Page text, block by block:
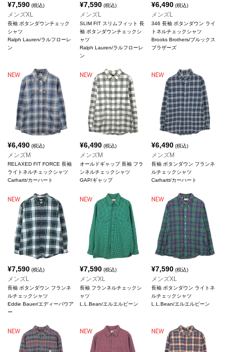
¥7,590 (税込)
メンズXL
長袖 ボタンダウンチェック
シャツ
Ralph Lauren/ラルフローレ
ン
¥7,590(税込)
メンズL
SLIM FIT スリムフィット 長
袖 ボタンダウンチェックシ
ャツ
Ralph Lauren/ラルフローレ
ン
¥6,490 (税込)
メンズL
346 長袖 ボタンダウン ライ
トネルチェックシャツ
Brooks Brothers/ブルックス
ブラザーズ
¥6,490 (税込)
メンズM
RELAXED FIT FORCE 長袖
ライトネルチェックシャツ
Carhartt/カーハート
¥6,490(税込)
メンズM
オールドギャップ 長袖 フラ
ンネルチェックシャツ
GAP/ギャップ
¥6,490 (税込)
メンズM
長袖 ボタンダウン フランネ
ルチェックシャツ
Carhartt/カーハート
¥7,590 (税込)
メンズL
長袖 ボタンダウン フランネ
ルチェックシャツ
Eddie Bauer/エディーバウア
ー
¥7,590(税込)
メンズXL
長袖 フランネルチェックシ
ャツ
L.L.Bean/エルエルビーン
¥7,590 (税込)
メンズXL
長袖 ボタンダウン ライトネ
ルチェックシャツ
L.L.Bean/エルエルビーン